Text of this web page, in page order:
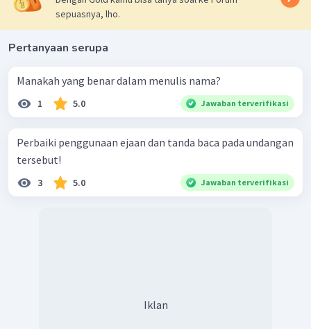
sepuasnya, lho.
Pertanyaan serupa
Manakah yang benar dalam menulis nama?
1 5.0 Jawaban terverifikasi
Perbaiki penggunaan ejaan dan tanda baca pada undangan
tersebut!
3 5.0 Jawaban terverifikasi
Iklan